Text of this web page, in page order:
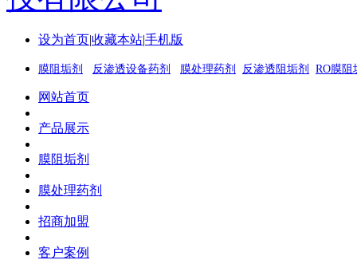
设为首页|收藏本站|手机版
膜阻垢剂 反渗透设备药剂 膜处理药剂 反渗透阻垢剂 RO膜阻
网站首页
产品展示
膜阻垢剂
膜处理药剂
招商加盟
客户案例